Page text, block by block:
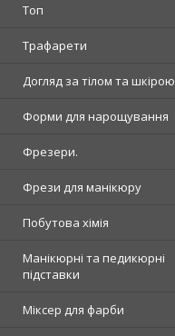
Топ
Трафарети
Догляд за тілом та шкірою
Форми для нарощування
Фрезери.
Фрези для манікюру
Побутова хімія
Манікюрні та педикюрні
підставки
Міксер для фарби